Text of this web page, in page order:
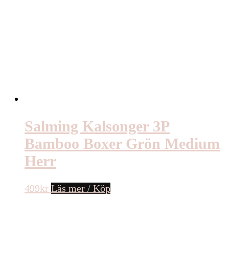
Salming Kalsonger 3P
Bamboo Boxer Grön Medium
Herr
499kr Läs mer / Köp